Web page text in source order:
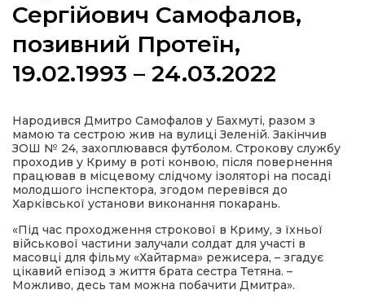
політика
місія
Сергійович Самофалов,
позивний Протеїн,
19.02.1993 – 24.03.2022
Народився Дмитро Самофалов у Бахмуті, разом з
мамою та сестрою жив на вулиці Зеленій. Закінчив
ЗОШ № 24, захоплювався футболом. Строкову службу
проходив у Криму в роті конвою, після повернення
працював в місцевому слідчому ізоляторі на посаді
молодшого інспектора, згодом перевівся до
Харківської установи виконання покарань.
«Під час проходження строкової в Криму, з їхньої
військової частини залучали солдат для участі в
масовці для фільму «Хайтарма» режисера, – згадує
цікавий епізод з життя брата сестра Тетяна. –
Можливо, десь там можна побачити Дмитра».